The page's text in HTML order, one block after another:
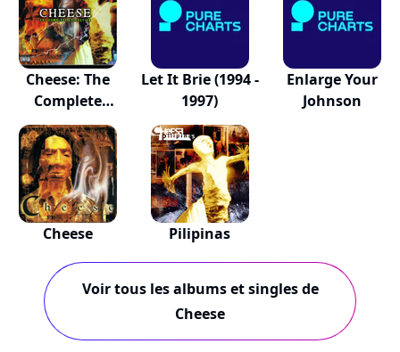
Cheese: The
Complete
Colection
Let It Brie (1994 -
1997)
Enlarge Your
Johnson
Cheese Pilipinas
Voir tous les albums et singles de
Cheese